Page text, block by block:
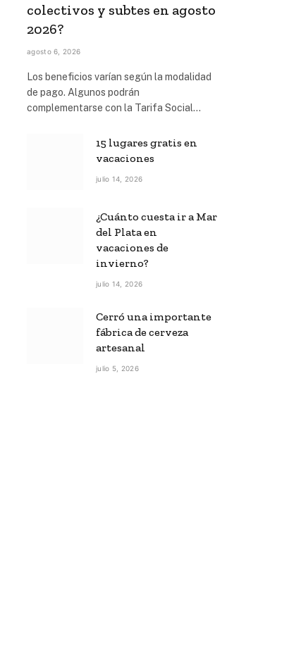
colectivos y subtes en agosto
2026?
agosto 6, 2026
Los beneficios varían según la modalidad
de pago. Algunos podrán
complementarse con la Tarifa Social…
15 lugares gratis en
vacaciones
julio 14, 2026
¿Cuánto cuesta ir a Mar
del Plata en
vacaciones de
invierno?
julio 14, 2026
Cerró una importante
fábrica de cerveza
artesanal
julio 5, 2026